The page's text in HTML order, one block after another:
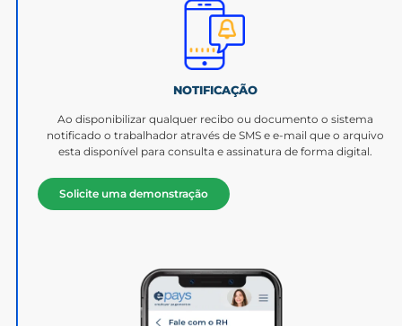
NOTIFICAÇÃO
Ao disponibilizar qualquer recibo ou documento o sistema
notificado o trabalhador através de SMS e e-mail que o arquivo
esta disponível para consulta e assinatura de forma digital.
Solicite uma demonstração